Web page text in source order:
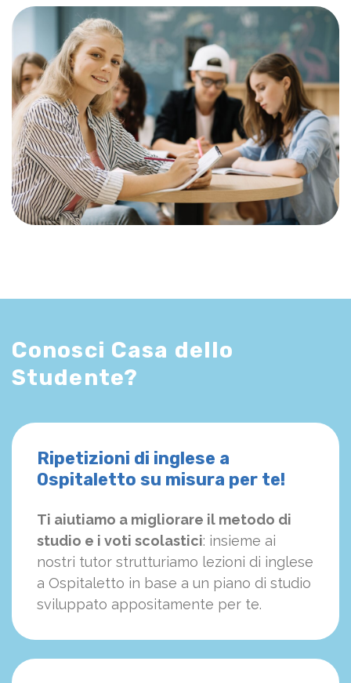
Conosci Casa dello
Studente?
Ripetizioni di inglese a
Ospitaletto su misura per te!
Ti aiutiamo a migliorare il metodo di
studio e i voti scolastici: insieme ai
nostri tutor strutturiamo lezioni di inglese
a Ospitaletto in base a un piano di studio
sviluppato appositamente per te.